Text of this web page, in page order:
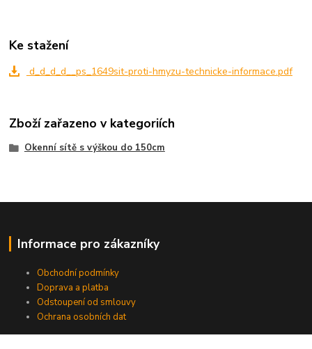
Ke stažení
d_d_d_d__ps_1649sit-proti-hmyzu-technicke-informace.pdf
Zboží zařazeno v kategoriích
Okenní sítě s výškou do 150cm
Informace pro zákazníky
Obchodní podmínky
Doprava a platba
Odstoupení od smlouvy
Ochrana osobních dat